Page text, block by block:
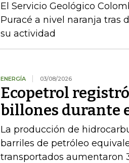
El Servicio Geológico
Puracé a nivel naranja tras
su actividad
ENERGÍA 03/08/2026
Ecopetrol
billones durante
La producción de
barriles de petróleo
transportados aumentaron